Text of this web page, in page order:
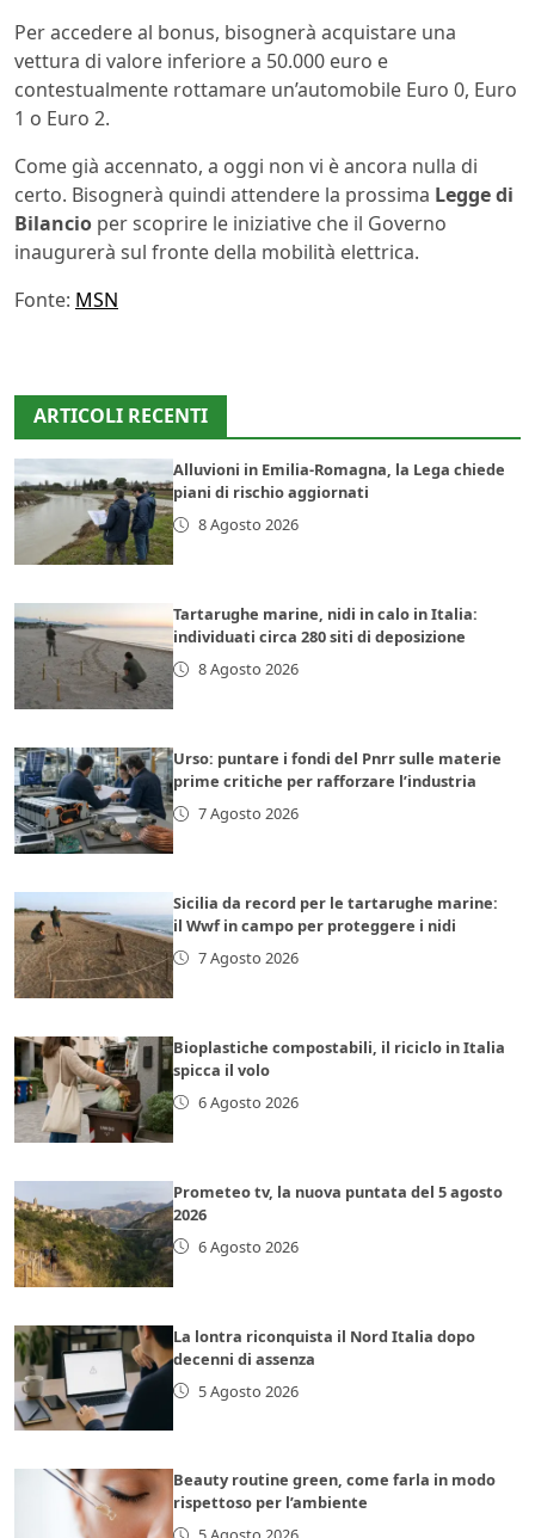
Per accedere al bonus, bisognerà acquistare una
vettura di valore inferiore a 50.000 euro e
contestualmente rottamare un’automobile Euro 0, Euro
1 o Euro 2.
Come già accennato, a oggi non vi è ancora nulla di
certo. Bisognerà quindi attendere la prossima Legge di
Bilancio per scoprire le iniziative che il Governo
inaugurerà sul fronte della mobilità elettrica.
Fonte: MSN
ARTICOLI RECENTI
Alluvioni in Emilia-Romagna, la Lega chiede
piani di rischio aggiornati
8 Agosto 2026
Tartarughe marine, nidi in calo in Italia:
individuati circa 280 siti di deposizione
8 Agosto 2026
Urso: puntare i fondi del Pnrr sulle materie
prime critiche per rafforzare l’industria
7 Agosto 2026
Sicilia da record per le tartarughe marine:
il Wwf in campo per proteggere i nidi
7 Agosto 2026
Bioplastiche compostabili, il riciclo in Italia
spicca il volo
6 Agosto 2026
Prometeo tv, la nuova puntata del 5 agosto
2026
6 Agosto 2026
La lontra riconquista il Nord Italia dopo
decenni di assenza
5 Agosto 2026
Beauty routine green, come farla in modo
rispettoso per l’ambiente